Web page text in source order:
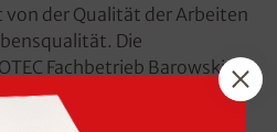
von der Qualität der Arbeiten
Die
Fachbetrieb Barowski-
und die Familie
Sanierungsmethode